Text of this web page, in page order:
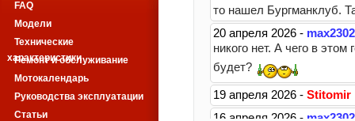
FAQ
Модели
Технические
характеристики
Ремонт и обслуживание
Мотокалендарь
Руководства эксплуатации
Статьи